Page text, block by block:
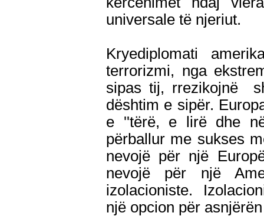
universale të njeriut.
Kryediplomati
terrorizmi, nga
sipas tij, rrezikojnë
dështim e sipër.
e ''tërë, e lirë dhe
përballur me sukses
nevojë për një
nevojë për një
izolacioniste.
një opcion për